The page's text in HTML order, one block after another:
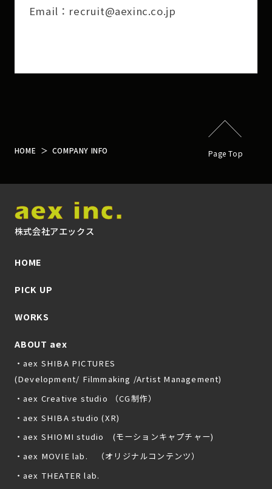
Email：recruit@aexinc.co.jp
HOME COMPANY INFO Page Top
株式会社アエックス
HOME
PICK UP
WORKS
ABOUT aex
・aex SHIBA PICTURES
(Development/ Filmmaking /Artist Management)
・aex Creative studio （CG制作）
・aex SHIBA studio (XR)
・aex SHIOMI studio (モーションキャプチャー)
・aex MOVIE lab. （オリジナルコンテンツ）
・aex THEATER lab.